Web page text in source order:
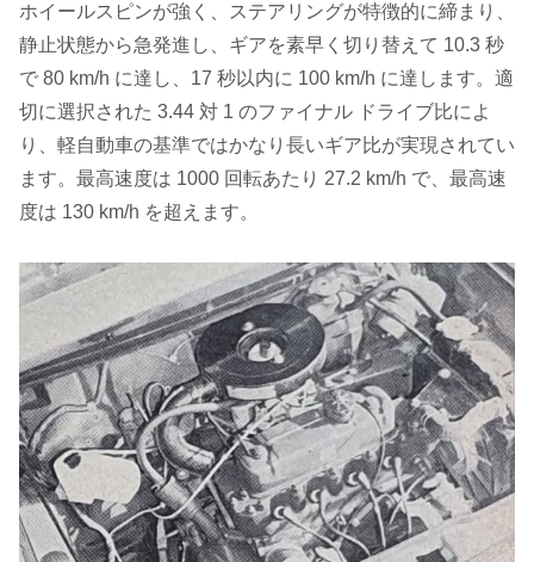
ホイールスピンが強く、ステアリングが特徴的に締まり、
静止状態から急発進し、ギアを素早く切り替えて 10.3 秒
で 80 km/h に達し、17 秒以内に 100 km/h に達します。適
切に選択された 3.44 対 1 のファイナル ドライブ比によ
り、軽自動車の基準ではかなり長いギア比が実現されてい
ます。最高速度は 1000 回転あたり 27.2 km/h で、最高速
度は 130 km/h を超えます。